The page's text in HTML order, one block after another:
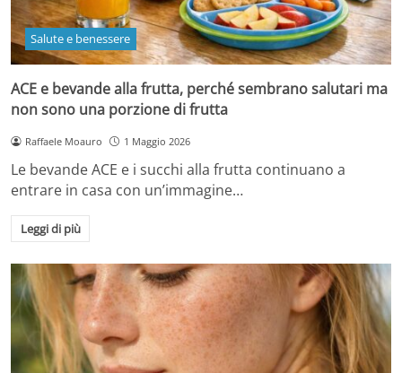
Salute e benessere
ACE e bevande alla frutta, perché sembrano salutari ma
non sono una porzione di frutta
Raffaele Moauro 1 Maggio 2026
Le bevande ACE e i succhi alla frutta continuano a
entrare in casa con un’immagine…
Leggi di più